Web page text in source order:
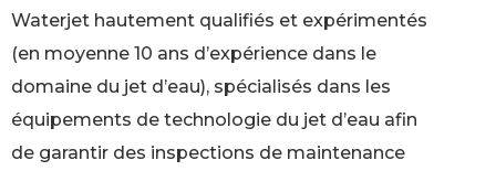
Waterjet hautement qualifiés et expérimentés
(en moyenne 10 ans d’expérience dans le
domaine du jet d’eau), spécialisés dans les
équipements de technologie du jet d’eau afin
de garantir des inspections de maintenance